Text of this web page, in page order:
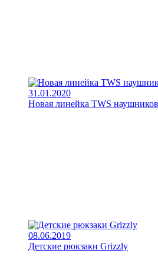
31.01.2020
Новая линейка TWS
08.06.2019
Детские рюкзаки Grizzly